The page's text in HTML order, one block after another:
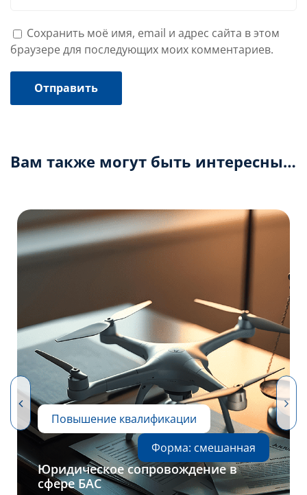
Сохранить моё имя, email и адрес сайта в этом
браузере для последующих моих комментариев.
Вам также могут быть интересны…
Повышение квалификации
Форма: смешанная
Юридическое сопровождение в
сфере БАС